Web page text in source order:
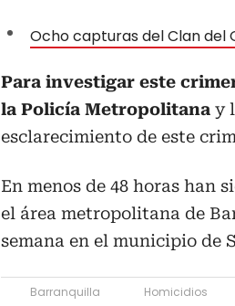
Ocho capturas del Clan del
Para investigar este
la Policía Metropolitana y
esclarecimiento de este
En menos de 48 horas han
el área metropolitana de
semana en el municipio de
Barranquilla Homicidios